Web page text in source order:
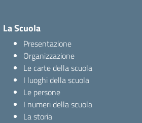
La Scuola
Presentazione
Organizzazione
Le carte della scuola
I luoghi della scuola
Le persone
I numeri della scuola
La storia